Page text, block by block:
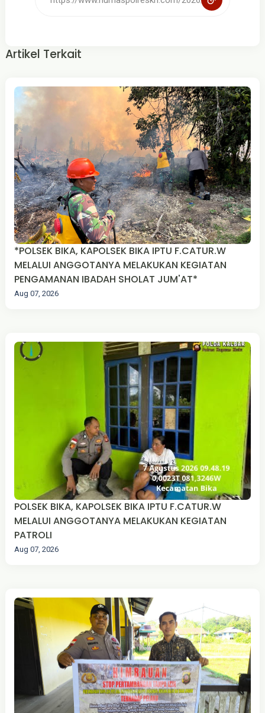
Artikel Terkait
*POLSEK BIKA, KAPOLSEK BIKA IPTU F.CATUR.W
MELALUI ANGGOTANYA MELAKUKAN KEGIATAN
PENGAMANAN IBADAH SHOLAT JUM'AT*
Aug 07, 2026
POLSEK BIKA, KAPOLSEK BIKA IPTU F.CATUR.W
MELALUI ANGGOTANYA MELAKUKAN KEGIATAN
PATROLI
Aug 07, 2026